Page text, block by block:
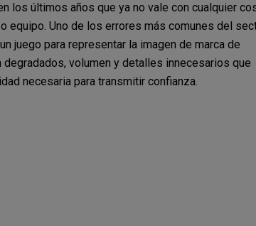
los últimos años que ya no vale con cualquier
equipo. Uno de los errores más comunes del
juego para representar la imagen de marca de
volumen y detalles innecesarios que
necesaria para transmitir confianza.